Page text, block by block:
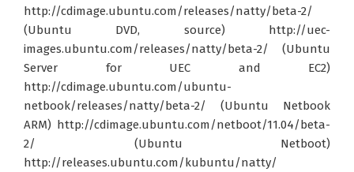
http://cdimage.ubuntu.com/releases/natty/beta-2/
(Ubuntu DVD, source) http://uec-
images.ubuntu.com/releases/natty/beta-2/ (Ubuntu
Server for UEC and EC2)
http://cdimage.ubuntu.com/ubuntu-
netbook/releases/natty/beta-2/ (Ubuntu Netbook
ARM) http://cdimage.ubuntu.com/netboot/11.04/beta-
2/ (Ubuntu Netboot)
http://releases.ubuntu.com/kubuntu/natty/